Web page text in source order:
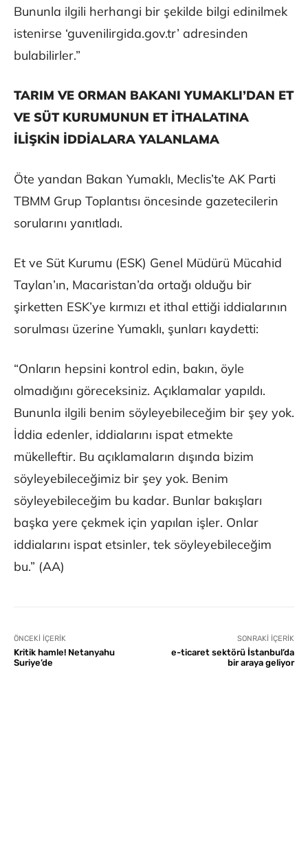
Bununla ilgili herhangi bir şekilde bilgi edinilmek
istenirse ‘guvenilirgida.gov.tr’ adresinden
bulabilirler.”
TARIM VE ORMAN BAKANI YUMAKLI’DAN ET
VE SÜT KURUMUNUN ET İTHALATINA
İLİŞKİN İDDİALARA YALANLAMA
Öte yandan Bakan Yumaklı, Meclis’te AK Parti
TBMM Grup Toplantısı öncesinde gazetecilerin
sorularını yanıtladı.
Et ve Süt Kurumu (ESK) Genel Müdürü Mücahid
Taylan’ın, Macaristan’da ortağı olduğu bir
şirketten ESK’ye kırmızı et ithal ettiği iddialarının
sorulması üzerine Yumaklı, şunları kaydetti:
“Onların hepsini kontrol edin, bakın, öyle
olmadığını göreceksiniz. Açıklamalar yapıldı.
Bununla ilgili benim söyleyebileceğim bir şey yok.
İddia edenler, iddialarını ispat etmekte
mükelleftir. Bu açıklamaların dışında bizim
söyleyebileceğimiz bir şey yok. Benim
söyleyebileceğim bu kadar. Bunlar bakışları
başka yere çekmek için yapılan işler. Onlar
iddialarını ispat etsinler, tek söyleyebileceğim
bu.” (AA)
ÖNCEKI İÇERIK
Kritik hamle! Netanyahu
Suriye’de
SONRAKI İÇERIK
e-ticaret sektörü İstanbul’da
bir araya geliyor